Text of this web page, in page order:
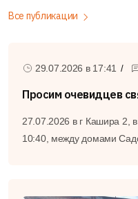
Утром 27 июля в Кашире-2
Подробнее
Все публикации
29.07.2026 в 17:41
Просим очевидцев
27.07.2026 в г Кашира 2,
10:40, между домами